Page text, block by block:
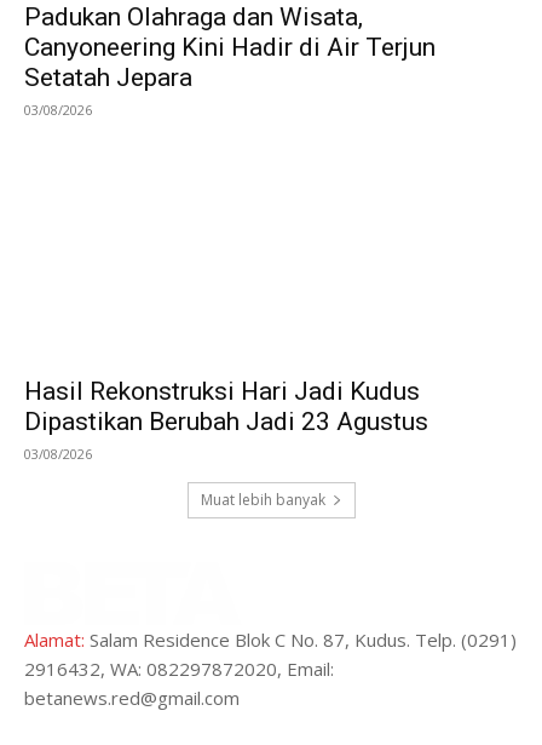
Padukan Olahraga dan Wisata,
Canyoneering Kini Hadir di Air Terjun
Setatah Jepara
03/08/2026
Hasil Rekonstruksi Hari Jadi Kudus
Dipastikan Berubah Jadi 23 Agustus
03/08/2026
Muat lebih banyak
Alamat: Salam Residence Blok C No. 87, Kudus. Telp. (0291)
2916432, WA: 082297872020, Email:
betanews.red@gmail.com